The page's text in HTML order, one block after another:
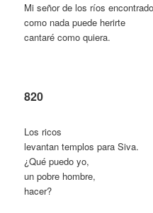
Mi señor de los ríos
como nada puede herirte
cantaré como quiera.
820
Los ricos
levantan templos para Siva.
¿Qué puedo yo,
un pobre hombre,
hacer?